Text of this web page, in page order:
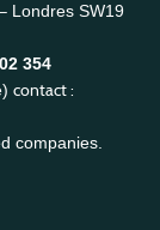
Londres SW19
354
contact :
companies.